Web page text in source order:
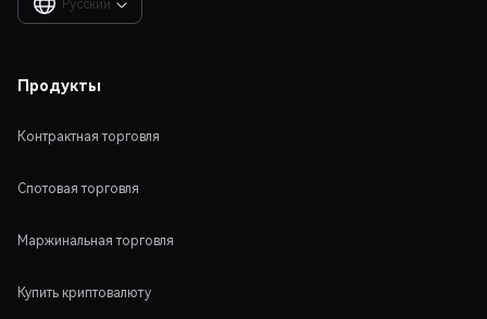
Русский 
Продукты
Контрактная торговля
Спотовая торговля
Маржинальная торговля
Купить криптовалюту